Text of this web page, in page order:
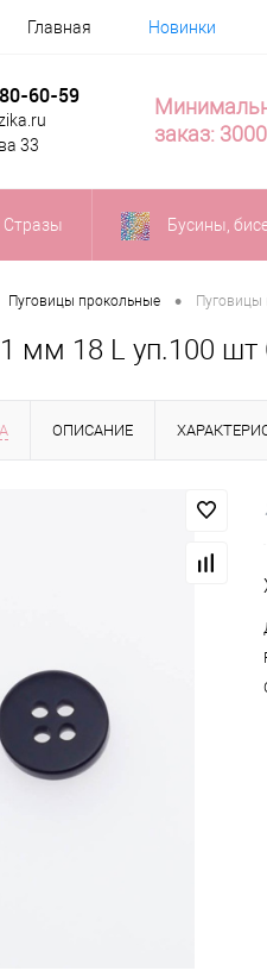
Главная Новинки
60-59
33
заказ:
Стразы Бусины,
Пуговицы прокольные • Пуговицы
мм 18 L уп.100
ОПИСАНИЕ